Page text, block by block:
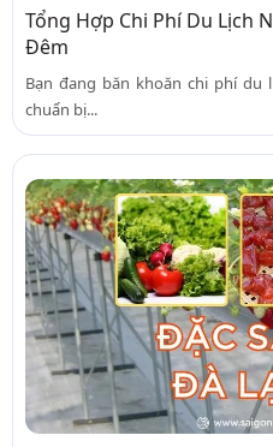
Tổng Hợp Chi Phí Du Lịch
Đêm
Bạn đang băn khoăn chi phí du
chuẩn bị...